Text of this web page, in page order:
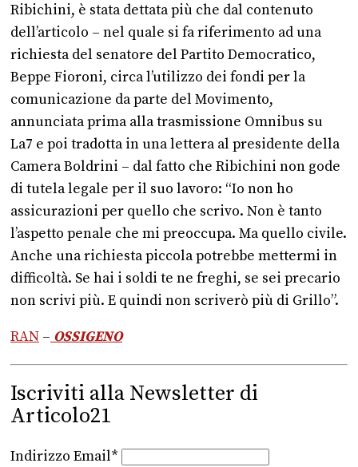
Ribichini, è stata dettata più che dal contenuto
dell’articolo – nel quale si fa riferimento ad una
richiesta del senatore del Partito Democratico,
Beppe Fioroni, circa l’utilizzo dei fondi per la
comunicazione da parte del Movimento,
annunciata prima alla trasmissione Omnibus su
La7 e poi tradotta in una lettera al presidente della
Camera Boldrini – dal fatto che Ribichini non gode
di tutela legale per il suo lavoro: “Io non ho
assicurazioni per quello che scrivo. Non è tanto
l’aspetto penale che mi preoccupa. Ma quello civile.
Anche una richiesta piccola potrebbe mettermi in
difficoltà. Se hai i soldi te ne freghi, se sei precario
non scrivi più. E quindi non scriverò più di Grillo”.
RAN – OSSIGENO
Iscriviti alla Newsletter di
Articolo21
Indirizzo Email*